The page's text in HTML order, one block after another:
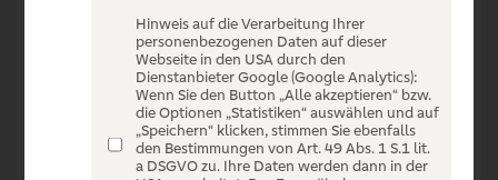
Zur Startseite
Hinweis auf die Verarbeitung Ihrer
personenbezogenen Daten auf dieser
Webseite in den USA durch den
Dienstanbieter Google (Google Analytics):
Wenn Sie den Button „Alle akzeptieren“ bzw.
die Optionen „Statistiken“ auswählen und auf
„Speichern“ klicken, stimmen Sie ebenfalls
den Bestimmungen von Art. 49 Abs. 1 S.1 lit.
a DSGVO zu. Ihre Daten werden dann in der